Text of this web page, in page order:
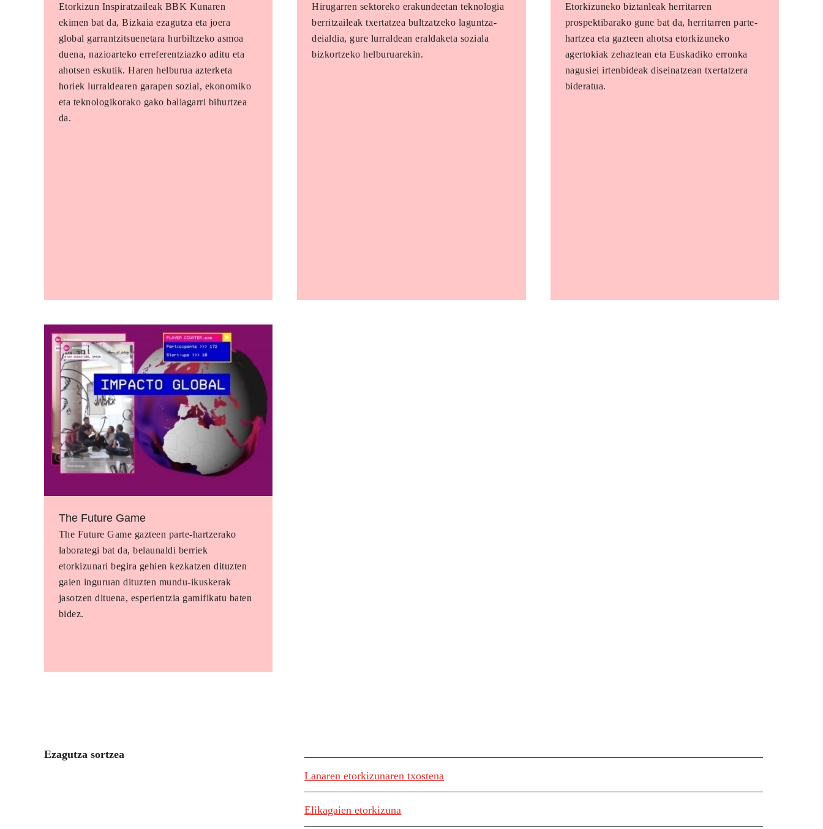
Etorkizun Inspiratzaileak BBK Kunaren
ekimen bat da, Bizkaia ezagutza eta joera
global garrantzitsuenetara hurbiltzeko asmoa
duena, nazioarteko erreferentziazko aditu eta
ahotsen eskutik. Haren helburua azterketa
horiek lurraldearen garapen sozial, ekonomiko
eta teknologikorako gako baliagarri bihurtzea
da.
Hirugarren sektoreko erakundeetan teknologia
berritzaileak txertatzea bultzatzeko laguntza-
deialdia, gure lurraldean eraldaketa soziala
bizkortzeko helburuarekin.
Etorkizuneko biztanleak herritarren
prospektibarako gune bat da, herritarren parte-
hartzea eta gazteen ahotsa etorkizuneko
agertokiak zehaztean eta Euskadiko erronka
nagusiei irtenbideak diseinatzean txertatzera
bideratua.
The Future Game
The Future Game gazteen parte-hartzerako
laborategi bat da, belaunaldi berriek
etorkizunari begira gehien kezkatzen dituzten
gaien inguruan dituzten mundu-ikuskerak
jasotzen dituena, esperientzia gamifikatu baten
bidez.
Ezagutza sortzea
Lanaren etorkizunaren txostena
Elikagaien etorkizuna